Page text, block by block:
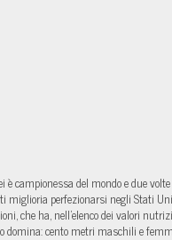
campionessa del mondo e due
miglioria perfezionarsi negli Stati
che ha, nell’elenco dei valori
domina: cento metri maschili e